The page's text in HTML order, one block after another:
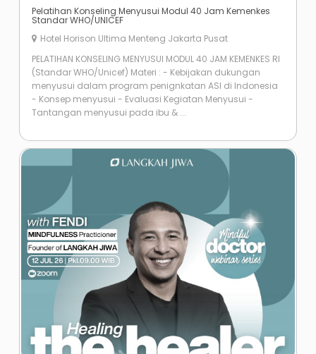
Pelatihan Konseling Menyusui Modul 40 Jam Kemenkes
Standar WHO/UNICEF
Hotel Horison Ultima Menteng Jakarta Pusat
PELATIHAN KONSELING MENYUSUI MODUL 40 JAM KEMENKES RI
(Standar WHO/Unicef) Materi : - Kebijakan dukungan
menyusui dalam program penignkatan ASI di Indonesia
- Konsep menyusui - Evaluasi Kegiatan Menyusui -
Tantangan menyusui pada ibu & ...